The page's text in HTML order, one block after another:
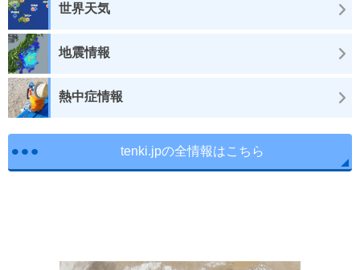
世界天気
地震情報
熱中症情報
tenki.jpの全情報はこちら